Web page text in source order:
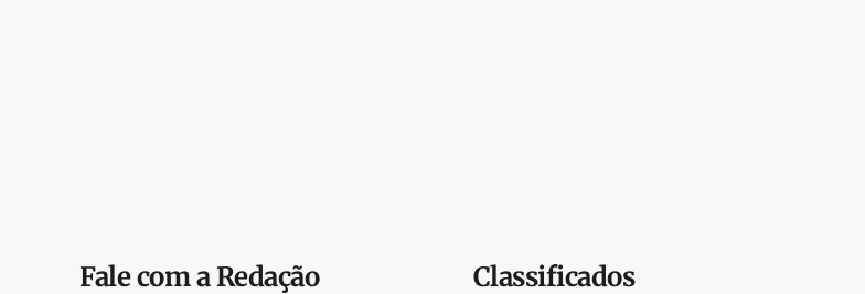
Fale com a Redação Classificados